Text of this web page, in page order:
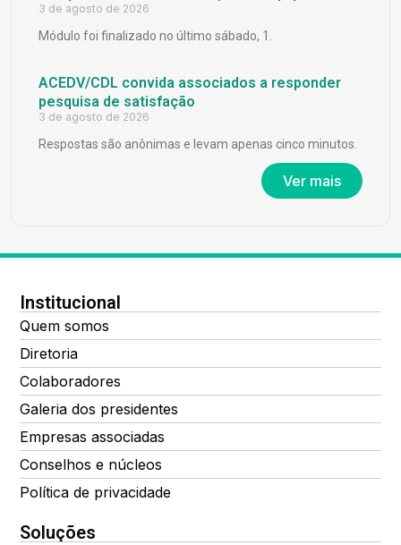
3 de agosto de 2026
Módulo foi finalizado no último sábado, 1.
ACEDV/CDL convida associados a responder
pesquisa de satisfação
3 de agosto de 2026
Respostas são anônimas e levam apenas cinco minutos.
Ver mais
Institucional
Quem somos
Diretoria
Colaboradores
Galeria dos presidentes
Empresas associadas
Conselhos e núcleos
Política de privacidade
Soluções